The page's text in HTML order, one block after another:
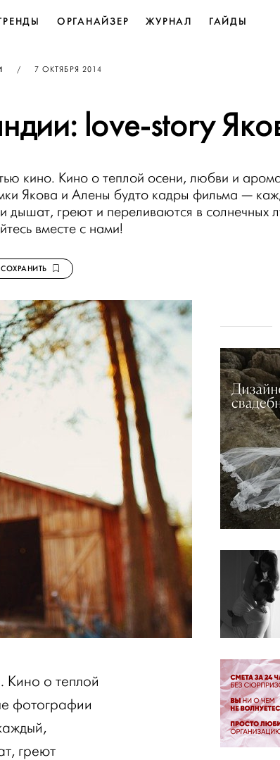
ОРГАНАЙЗЕР ЖУРНАЛ ГАЙДЫ
/ ОПУБЛИКОВАНО
7 ОКТЯБРЯ 2014
love-story
кино. Кино о теплой осени, любви и
Якова и Алены будто кадры фильма —
дышат, греют и переливаются в солнечных
вместе с нами!
СОХРАНИТЬ
Кино о теплой
фотографии
греют